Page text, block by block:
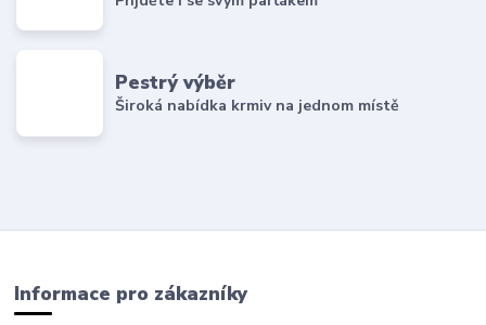
Pestrý výběr
Široká nabídka krmiv na jednom místě
Informace pro zákazníky